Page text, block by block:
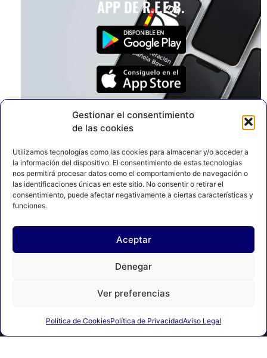
Gestionar el consentimiento
de las cookies
Utilizamos tecnologías como las cookies para almacenar y/o acceder a
la información del dispositivo. El consentimiento de estas tecnologías
nos permitirá procesar datos como el comportamiento de navegación o
las identificaciones únicas en este sitio. No consentir o retirar el
consentimiento, puede afectar negativamente a ciertas características y
funciones.
Aceptar
Denegar
Ver preferencias
Política de CookiesPolítica de PrivacidadAviso Legal
APP DE R.F.E.B.
POLÍTICA DE PRIVACIDAD
POLÍTICA DE COOKIES
DRCHA. 28008 Madrid | DESARROLLADO POR TOOOLS